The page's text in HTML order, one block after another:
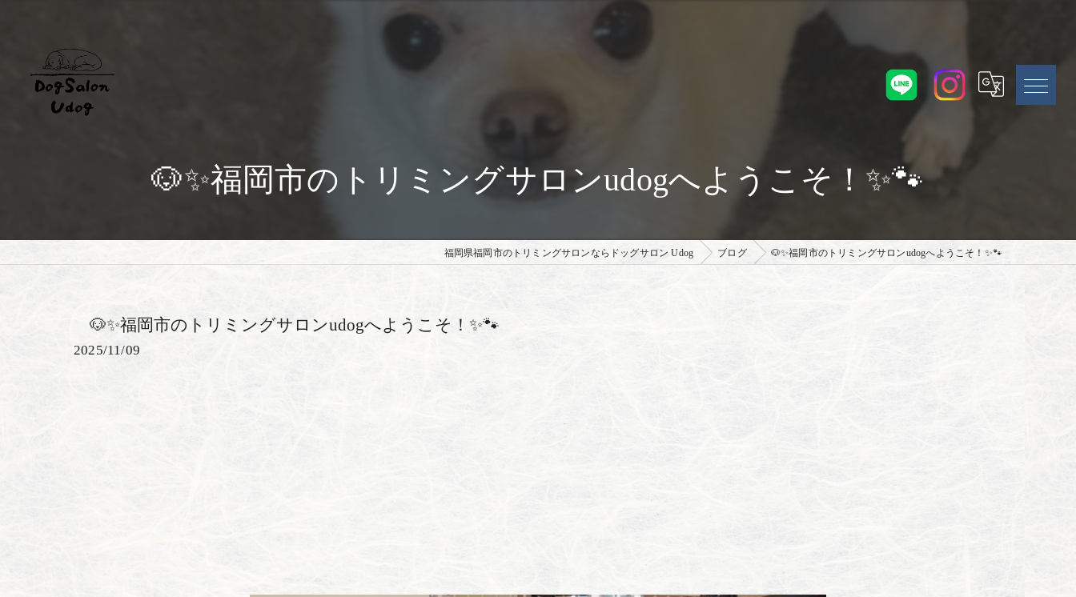
🐶✨福岡市のトリミングサロンudogへようこそ！✨🐾
福岡県福岡市のトリミングサロンならドッグサロン Udog ブログ 🐶✨福岡市のトリミングサロンudogへようこそ！✨🐾
🐶✨福岡市のトリミングサロンudogへようこそ！✨🐾
2025/11/09